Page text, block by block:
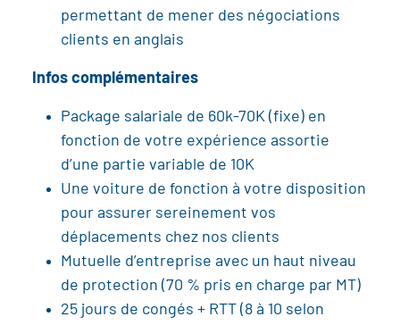
permettant de mener des négociations
clients en anglais
Infos complémentaires
Package salariale de 60k-70K (fixe) en
fonction de votre expérience assortie
d’une partie variable de 10K
Une voiture de fonction à votre disposition
pour assurer sereinement vos
déplacements chez nos clients
Mutuelle d’entreprise avec un haut niveau
de protection (70 % pris en charge par MT)
25 jours de congés + RTT (8 à 10 selon